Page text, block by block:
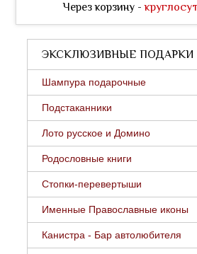
Через корзину -
ЭКСКЛЮЗИВНЫЕ ПОДАРКИ
Шампура подарочные
Подстаканники
Лото русское и Домино
Родословные книги
Стопки-перевертыши
Именные Православные иконы
Канистра - Бар автолюбителя